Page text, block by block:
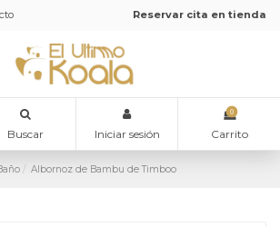
Reservar cita en tienda
Buscar Iniciar sesión
0
Carrito
Albornoz de Bambu de Timboo